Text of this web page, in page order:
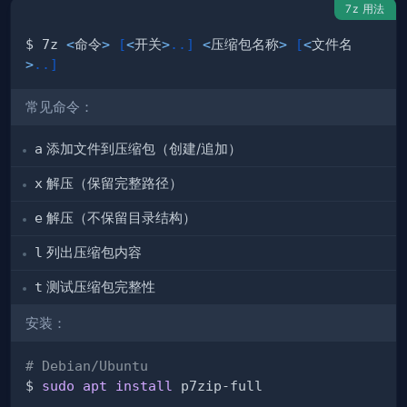
7z 用法
$ 7z <命令> [<开关>.. ] <压缩包名称> [<文件名
>.. ]
常见命令：
a 添加文件到压缩包（创建/追加）
x 解压（保留完整路径）
e 解压（不保留目录结构）
l 列出压缩包内容
t 测试压缩包完整性
安装：
# Debian/Ubuntu
$ sudo apt install